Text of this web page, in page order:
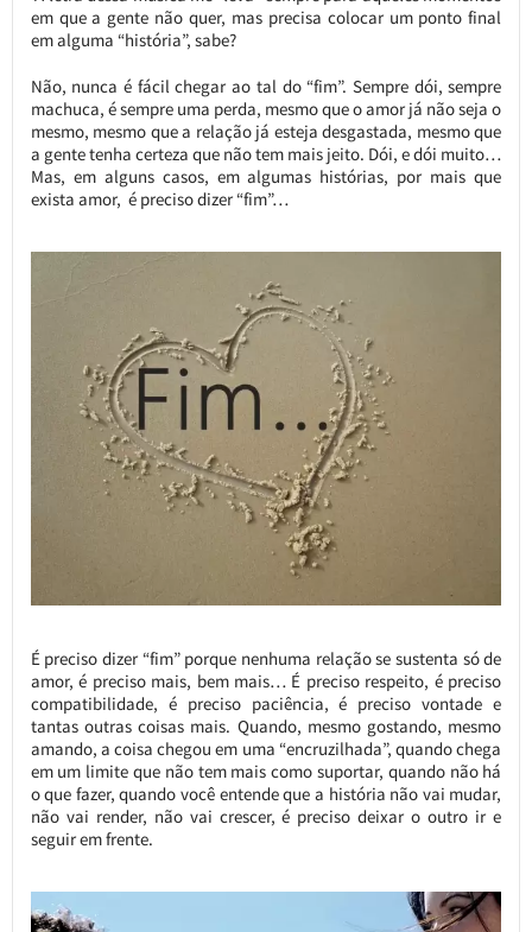
em que a gente não quer, mas precisa colocar um ponto final
em alguma “história”, sabe?
Não, nunca é fácil chegar ao tal do “fim”. Sempre dói, sempre
machuca, é sempre uma perda, mesmo que o amor já não seja o
mesmo, mesmo que a relação já esteja desgastada, mesmo que
a gente tenha certeza que não tem mais jeito. Dói, e dói muito…
Mas, em alguns casos, em algumas histórias, por mais que
exista amor, é preciso dizer “fim”…
É preciso dizer “fim” porque nenhuma relação se sustenta só de
amor, é preciso mais, bem mais… É preciso respeito, é preciso
compatibilidade, é preciso paciência, é preciso vontade e
tantas outras coisas mais. Quando, mesmo gostando, mesmo
amando, a coisa chegou em uma “encruzilhada”, quando chega
em um limite que não tem mais como suportar, quando não há
o que fazer, quando você entende que a história não vai mudar,
não vai render, não vai crescer, é preciso deixar o outro ir e
seguir em frente.